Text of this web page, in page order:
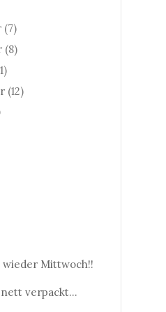
(7)
(8)
(12)
wieder Mittwoch!!
verpackt...